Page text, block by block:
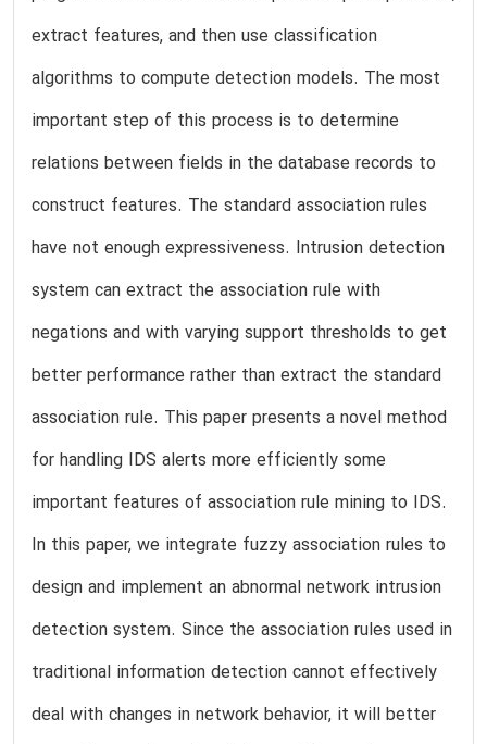
extract features, and then use classification
algorithms to compute detection models. The most
important step of this process is to determine
relations between fields in the database records to
construct features. The standard association rules
have not enough expressiveness. Intrusion detection
system can extract the association rule with
negations and with varying support thresholds to get
better performance rather than extract the standard
association rule. This paper presents a novel method
for handling IDS alerts more efficiently some
important features of association rule mining to IDS.
In this paper, we integrate fuzzy association rules to
design and implement an abnormal network intrusion
detection system. Since the association rules used in
traditional information detection cannot effectively
deal with changes in network behavior, it will better